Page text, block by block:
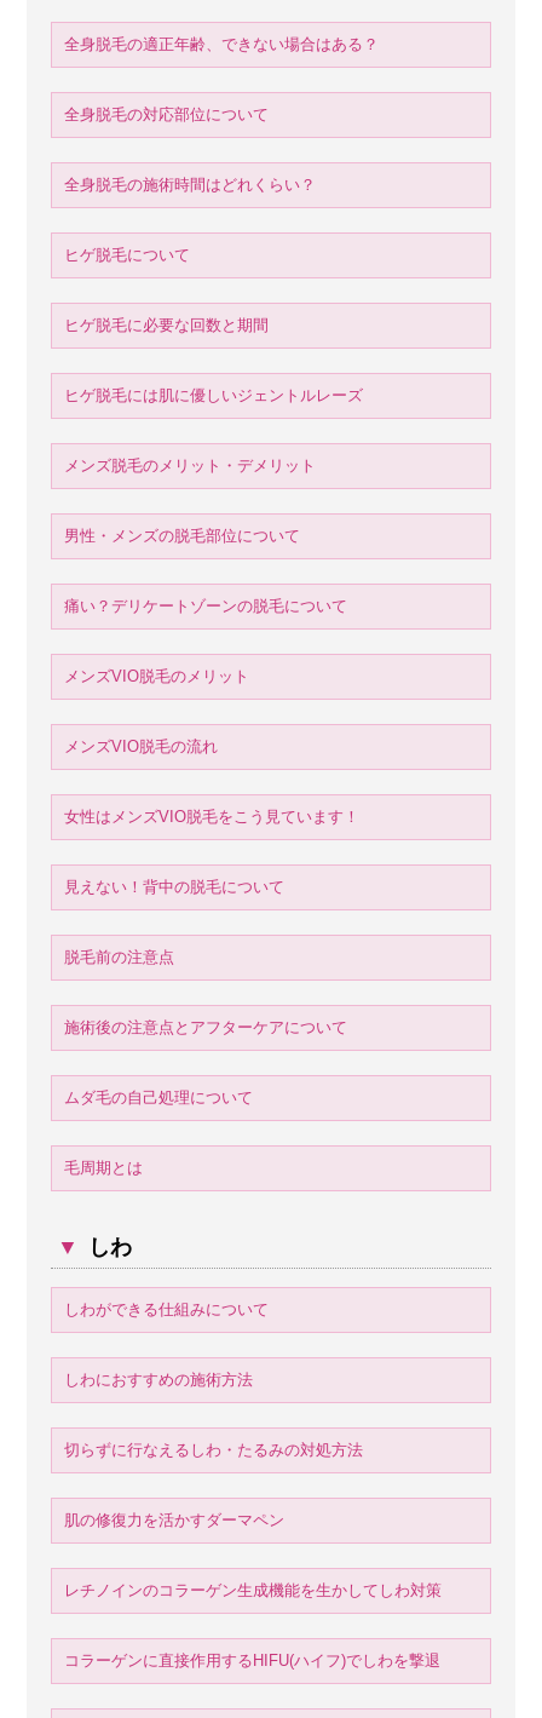
全身脱毛の適正年齢、できない場合はある？
全身脱毛の対応部位について
全身脱毛の施術時間はどれくらい？
ヒゲ脱毛について
ヒゲ脱毛に必要な回数と期間
ヒゲ脱毛には肌に優しいジェントルレーズ
メンズ脱毛のメリット・デメリット
男性・メンズの脱毛部位について
痛い？デリケートゾーンの脱毛について
メンズVIO脱毛のメリット
メンズVIO脱毛の流れ
女性はメンズVIO脱毛をこう見ています！
見えない！背中の脱毛について
脱毛前の注意点
施術後の注意点とアフターケアについて
ムダ毛の自己処理について
毛周期とは
▼ しわ
しわができる仕組みについて
しわにおすすめの施術方法
切らずに行なえるしわ・たるみの対処方法
肌の修復力を活かすダーマペン
レチノインのコラーゲン生成機能を生かしてしわ対策
コラーゲンに直接作用するHIFU(ハイフ)でしわを撃退